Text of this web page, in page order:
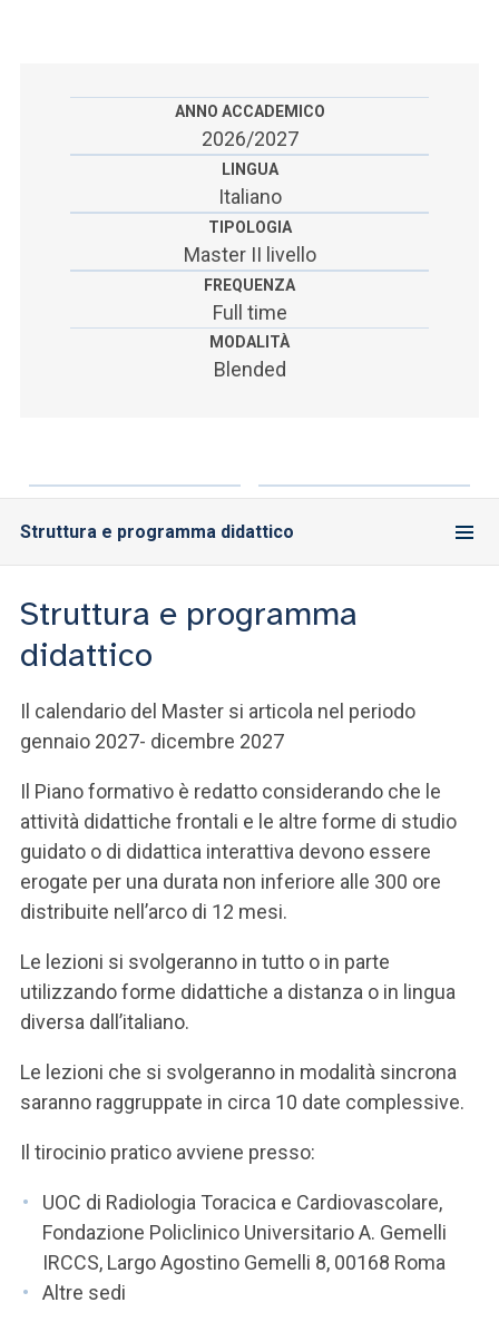
ACCEDI A CLOUDMAILANNO ACCADEMICO
2026/2027
LINGUA
Italiano
TIPOLOGIA
Master II livello
FREQUENZA
Full time
MODALITÀ
Blended
Struttura e programma didattico
Struttura e programma
didattico
Il calendario del Master si articola nel periodo
gennaio 2027- dicembre 2027
Il Piano formativo è redatto considerando che le
attività didattiche frontali e le altre forme di studio
guidato o di didattica interattiva devono essere
erogate per una durata non inferiore alle 300 ore
distribuite nell’arco di 12 mesi.
Le lezioni si svolgeranno in tutto o in parte
utilizzando forme didattiche a distanza o in lingua
diversa dall’italiano.
Le lezioni che si svolgeranno in modalità sincrona
saranno raggruppate in circa 10 date complessive.
Il tirocinio pratico avviene presso:
UOC di Radiologia Toracica e Cardiovascolare,
Fondazione Policlinico Universitario A. Gemelli
IRCCS, Largo Agostino Gemelli 8, 00168 Roma
Altre sedi